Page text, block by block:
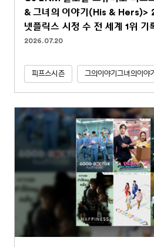
& 그녀의 이야기(His & Hers)>
넷플릭스 시청 수 전 세계 1위 기
2026.07.20
피프스시즌 그의이야기그녀의이야기